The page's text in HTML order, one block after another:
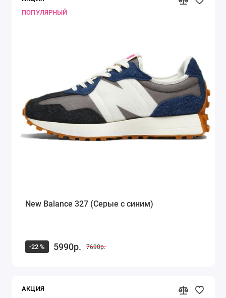
ПОПУЛЯРНЫЙ
New Balance 327 (Серые с синим)
-22 % 5990р. 7690р.
АКЦИЯ